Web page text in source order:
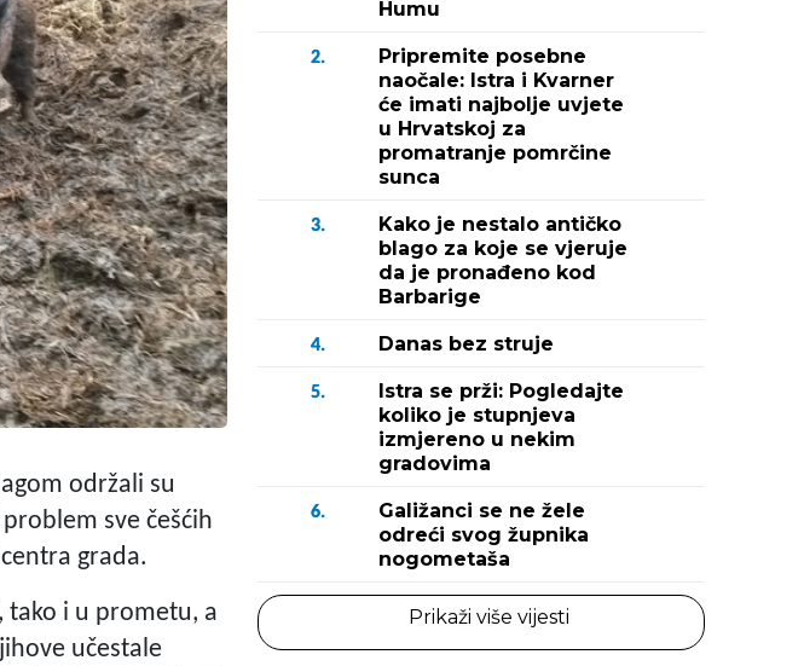
održali su
sve češćih
grada.
tako i u prometu, a
učestale
Humu
2.
Pripremite posebne
naočale: Istra i Kvarner
će imati najbolje uvjete
u Hrvatskoj za
promatranje pomrčine
sunca
3.
Kako je nestalo antičko
blago za koje se vjeruje
da je pronađeno kod
Barbarige
4. Danas bez struje
5.
Istra se prži: Pogledajte
koliko je stupnjeva
izmjereno u nekim
gradovima
6.
Galižanci se ne žele
odreći svog župnika
nogometaša
Prikaži više vijesti